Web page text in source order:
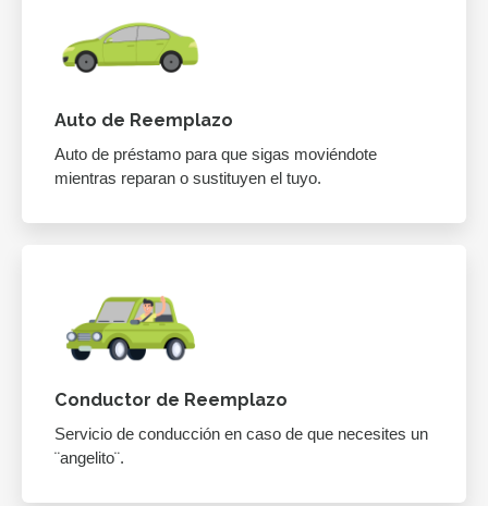
Auto de Reemplazo
Auto de préstamo para que sigas moviéndote
mientras reparan o sustituyen el tuyo.
Conductor de Reemplazo
Servicio de conducción en caso de que necesites un
¨angelito¨.